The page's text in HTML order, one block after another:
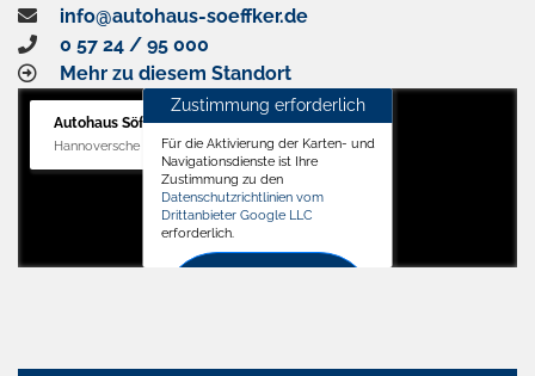
info@autohaus-soeffker.de
0 57 24 / 95 000
Mehr zu diesem Standort
Autohaus Söffker GmbH
Hannoversche Str. 34, 31688 Nienstädt
Zustimmung erforderlich
Für die Aktivierung der Karten- und
Navigationsdienste ist Ihre
Zustimmung zu den
Datenschutzrichtlinien vom
Drittanbieter Google LLC
erforderlich.